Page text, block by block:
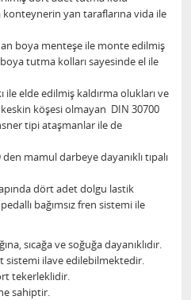
konteynerin yan taraflarına vida ile
boya menteşe ile monte edilmiş
tutma kolları sayesinde el ile
ile elde edilmiş kaldırma olukları ve
köşesi olmayan DIN 30700
tipi ataşmanlar ile de
mamul darbeye dayanıklı tıpalı
dört adet dolgu lastik
bağımsız fren sistemi ile
sıcağa ve soğuğa dayanıklıdır.
sistemi ilave edilebilmektedir.
tekerleklidir.
sahiptir.